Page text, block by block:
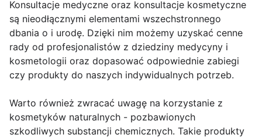
Konsultacje medyczne oraz konsultacje kosmetyczne
są nieodłącznymi elementami wszechstronnego
dbania o i urodę. Dzięki nim możemy uzyskać cenne
rady od profesjonalistów z dziedziny medycyny i
kosmetologii oraz dopasować odpowiednie zabiegi
czy produkty do naszych indywidualnych potrzeb.
Warto również zwracać uwagę na korzystanie z
kosmetyków naturalnych - pozbawionych
szkodliwych substancji chemicznych. Takie produkty